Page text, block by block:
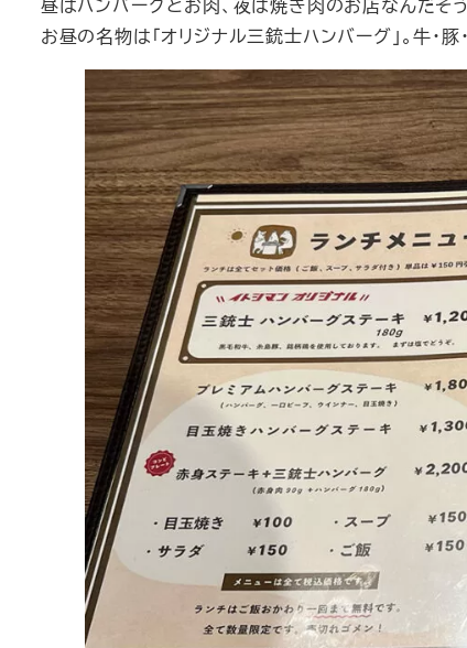
お昼の名物は「オリジナル三銃士ハンバーグ」。牛・